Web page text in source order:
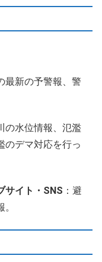
最新の予警報、警
の水位情報、氾濫
のデマ対応を行っ
サイト・SNS ：避